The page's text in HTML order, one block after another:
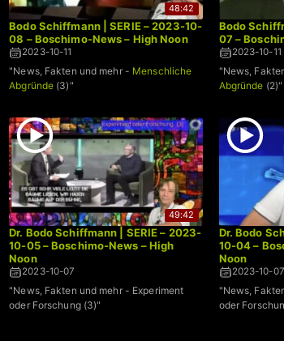
48:42
Bodo Schiffmann | SERIE – 2023-10-
08 – Boschimo-News – High Noon
2023-10-11
"News, Fakten und mehr - Menschliche
Abgründe (3)"
Bodo
07 –
2023-10-11
"News,
Abgründe (2)"
49:42
Dr. Bodo Schiffmann | SERIE – 2023-
10-05 – Boschimo-News – High
Noon
2023-10-07
"News, Fakten und mehr - Experiment
oder Forschung (3)"
Dr. Bodo
10-04 –
Noon
2023-10-07
"News,
oder